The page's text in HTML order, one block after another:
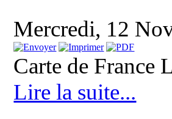
Mercredi, 12
Carte de France
Lire la suite...